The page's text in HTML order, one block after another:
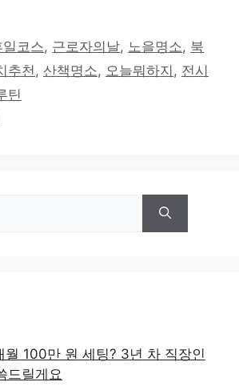
일코스, 근로자의날, 노을명소, 북
추천 , 산책명소, 오늘뭐하지 , 전시
틴
월 100만 원 세팅? 3년 차 직장인
드릴게요